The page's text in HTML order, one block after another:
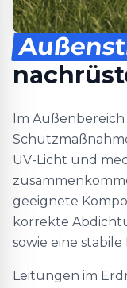
Im
UV-Licht und
geeignete
korrekte
sowie eine
Leitungen im